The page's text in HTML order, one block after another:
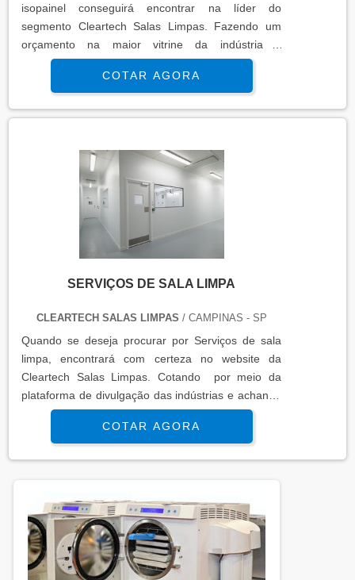
isopainel conseguirá encontrar na líder do
segmento Cleartech Salas Limpas. Fazendo um
orçamento na maior vitrine da indústria e
conhecendo a maior referência no mercado em
seu proprio segmento.MAIS INFORMAÇÕES
INTERESSANTES SOBRE PREÇO DE
MONTAGEM DE ISOPAINELSe alguém quer achar
qualificada consegue encontrar o site da Cleartech
Salas Limpas. É possível en...
COTAR AGORA
SERVIÇOS DE SALA LIMPA
CLEARTECH SALAS LIMPAS / CAMPINAS - SP
Quando se deseja procurar por Serviços de sala
limpa, encontrará com certeza no website da
Cleartech Salas Limpas. Cotando por meio da
plataforma de divulgação das indústrias e achando
a líder do segmento.MAIS INFORMAÇÕES
INTERESSANTES SOBRE SERVIÇOS DE SALA
LIMPASe alguém pesquisar Serviços de sala limpa
escadas pré moldadas de concreto pre...
COTAR AGORA